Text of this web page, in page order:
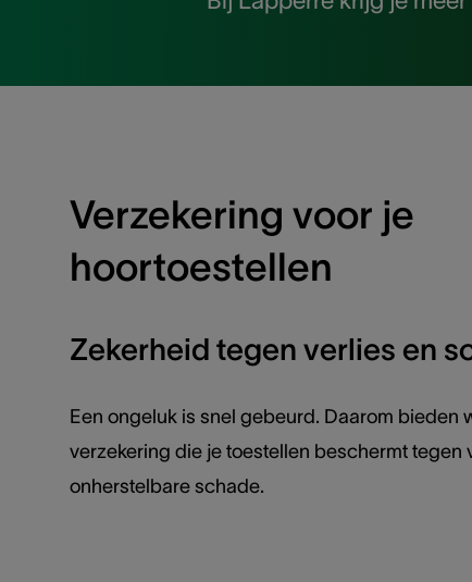
Verzekering voor je
hoortoestellen
Zekerheid tegen verlies en
Een ongeluk is snel gebeurd. Daarom bieden
verzekering die je toestellen beschermt tegen
onherstelbare schade.